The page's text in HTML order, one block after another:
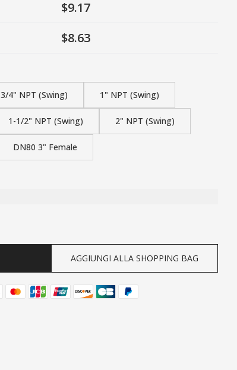
$9.17
$8.63
3/4" NPT (Swing) 1" NPT (Swing)
1-1/2" NPT (Swing) 2" NPT (Swing)
DN80 3" Female
AGGIUNGI ALLA SHOPPING BAG